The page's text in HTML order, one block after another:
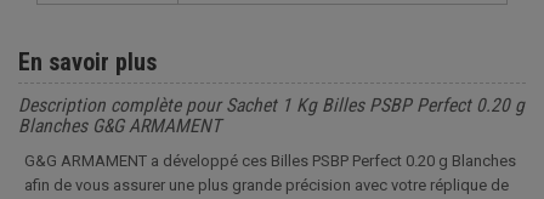
En savoir plus
Description complète pour Sachet 1 Kg Billes PSBP Perfect 0.20 g
Blanches G&G ARMAMENT
G&G ARMAMENT a développé ces Billes PSBP Perfect 0.20 g Blanches
afin de vous assurer une plus grande précision avec votre réplique de